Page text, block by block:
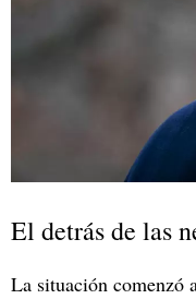
El detrás de las
La situación comenzó